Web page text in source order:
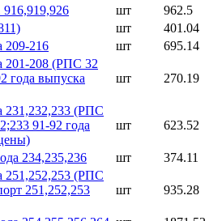
шт
962.5
шт
401.04
209-216
шт
695.14
201-208 (РПС 32
года выпуска
шт 270.19
231,232,233 (РПС
91-92 года
шт 623.52
234,235,236 шт
374.11
251,252,253 (РПС
251,252,253
шт 935.28